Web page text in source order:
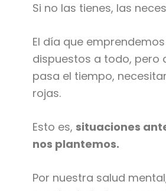
Si no las tienes, las
El día que
dispuestos a todo, pero
pasa el tiempo,
rojas.
Esto es, situaciones
nos plantemos.
Por nuestra salud